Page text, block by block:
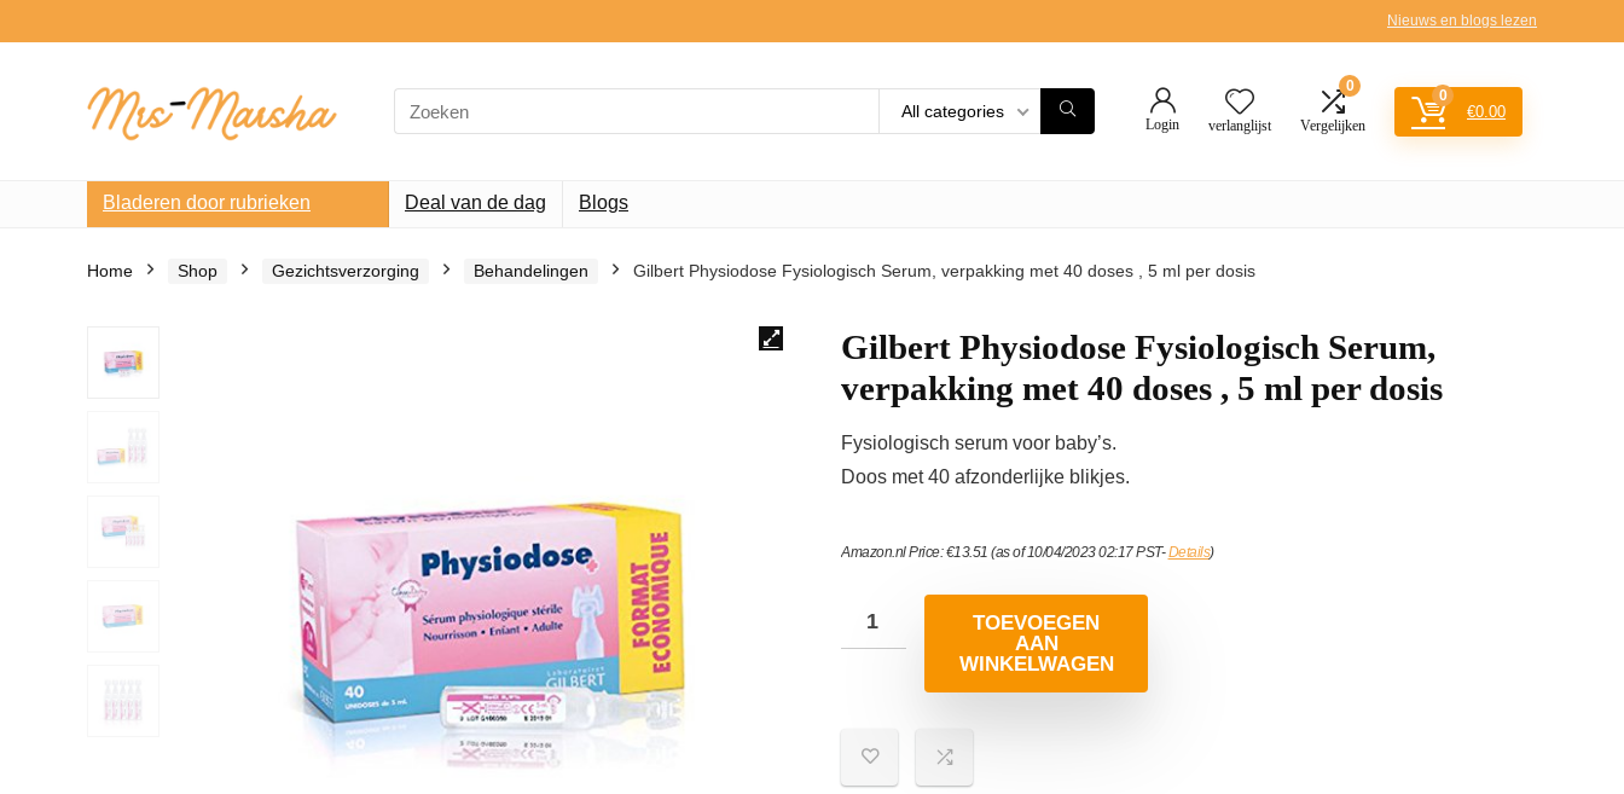
Nieuws en blogs lezen
Search
for:
All categories
Login verlanglijst
0
Vergelijken
0
€0.00
Bladeren door rubrieken Deal van de dag Blogs
Home Shop Gezichtsverzorging Behandelingen Gilbert Physiodose Fysiologisch Serum, verpakking met 40 doses , 5 ml per dosis
Gilbert Physiodose Fysiologisch Serum,
verpakking met 40 doses , 5 ml per dosis
Fysiologisch serum voor baby’s.
Doos met 40 afzonderlijke blikjes.
Amazon.nl Price:€13.51 (as of 10/04/2023 02:17 PST-Details)
TOEVOEGEN
AAN
WINKELWAGEN